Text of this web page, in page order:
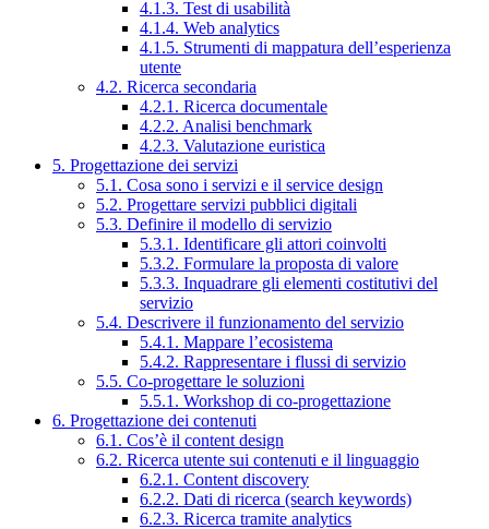
4.1.3. Test di usabilità
4.1.4. Web analytics
4.1.5. Strumenti di mappatura dell’esperienza
utente
4.2. Ricerca secondaria
4.2.1. Ricerca documentale
4.2.2. Analisi benchmark
4.2.3. Valutazione euristica
5. Progettazione dei servizi
5.1. Cosa sono i servizi e il service design
5.2. Progettare servizi pubblici digitali
5.3. Definire il modello di servizio
5.3.1. Identificare gli attori coinvolti
5.3.2. Formulare la proposta di valore
5.3.3. Inquadrare gli elementi costitutivi del
servizio
5.4. Descrivere il funzionamento del servizio
5.4.1. Mappare l’ecosistema
5.4.2. Rappresentare i flussi di servizio
5.5. Co-progettare le soluzioni
5.5.1. Workshop di co-progettazione
6. Progettazione dei contenuti
6.1. Cos’è il content design
6.2. Ricerca utente sui contenuti e il linguaggio
6.2.1. Content discovery
6.2.2. Dati di ricerca (search keywords)
6.2.3. Ricerca tramite analytics